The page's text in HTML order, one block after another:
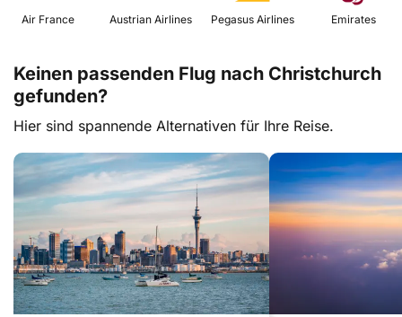
Air France Austrian Airlines Emirates
Keinen passenden Flug nach Christchurch
gefunden?
Hier sind spannende Alternativen für Ihre Reise.